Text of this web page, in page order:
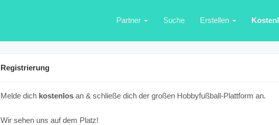
Partner Suche Erstellen
Registrierung
Melde dich kostenlos an & schließe dich der großen Hobbyfußball-Plattform an.
Wir sehen uns auf dem Platz!